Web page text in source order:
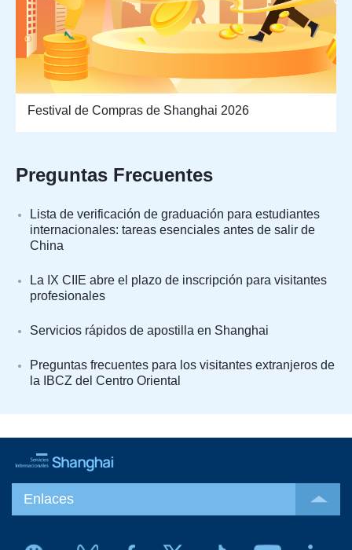
Festival de Compras de Shanghai 2026
Preguntas Frecuentes
Lista de verificación de graduación para estudiantes
internacionales: tareas esenciales antes de salir de
China
La IX CIIE abre el plazo de inscripción para visitantes
profesionales
Servicios rápidos de apostilla en Shanghai
Preguntas frecuentes para los visitantes extranjeros de
la IBCZ del Centro Oriental
Enlaces